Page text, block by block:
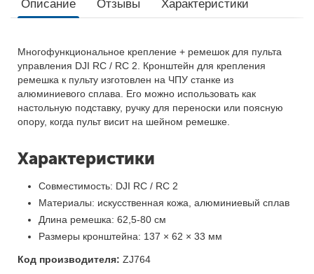
Описание Отзывы Характеристики
Многофункциональное крепление + ремешок для пульта
управления DJI RC / RC 2. Кронштейн для крепления
ремешка к пульту изготовлен на ЧПУ станке из
алюминиевого сплава. Его можно использовать как
настольную подставку, ручку для переноски или поясную
опору, когда пульт висит на шейном ремешке.
Характеристики
Совместимость: DJI RC / RC 2
Материалы: искусственная кожа, алюминиевый сплав
Длина ремешка: 62,5-80 см
Размеры кронштейна: 137 × 62 × 33 мм
Код производителя: ZJ764